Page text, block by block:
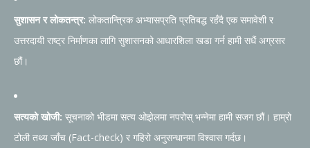
सुशासन र लोकतन्त्र: लोकतान्त्रिक अभ्यासप्रति प्रतिबद्ध रहँदै एक समावेशी र
उत्तरदायी राष्ट्र निर्माणका लागि सुशासनको आधारशिला खडा गर्न हामी सधैं अग्रसर
छौं।
सत्यको खोजी: सूचनाको भीडमा सत्य ओझेलमा नपरोस् भन्नेमा हामी सजग छौं। हाम्रो
टोली तथ्य जाँच (Fact-check) र गहिरो अनुसन्धानमा विश्वास गर्दछ।